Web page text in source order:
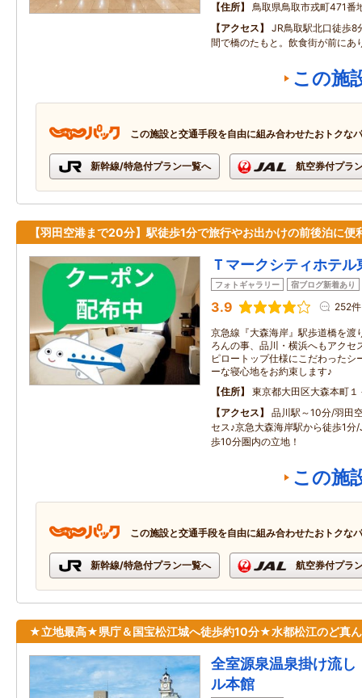
住所
鳥取県鳥取市戎町471番
アクセス
JR鳥取駅北口徒歩
間で橋のたもと。飲食街が前にあ
この施
この施設と交通手段を自由に組み合わせたおトクな
新幹線/特急付プラン一覧へ 航空券付プラ
【羽田空港まで20分】駅徒歩1分で旅行やお出かけの前後泊に
Ｔマークシティホテル
フォトギャラリー 宿ブログ新着あり
3.9 252件
京急線『大森海岸』駅歩道橋を渡
ろんの事、品川・横浜へもアクセ
ピロートップ仕様にこだわったシ
ーな寝心地をお約束します♪
住所
東京都大田区大森本町１
アクセス
品川駅～10分/羽田
セス♪京急大森海岸駅から徒歩1分
歩10分圏内の立地！
この施
この施設と交通手段を自由に組み合わせたおトクな
新幹線/特急付プラン一覧へ 航空券付プラ
★立地最高★県庁＆国宝松江城へ徒歩約10分★水都松江のど真
全室源泉温泉掛け流
ル本館